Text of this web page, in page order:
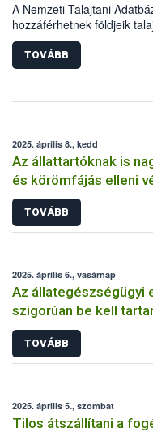
A Nemzeti Talajtani
hozzáférhetnek földjeik
azok állapotát. A
rendelkezzen a Magyar
Nébih rövid útmutatóval is
TOVÁBB
2025. április 8., kedd
Az állattartóknak is
és körömfájás elleni
TOVÁBB
2025. április 6., vasárnap
Az állategészségügyi
szigorúan be kell
TOVÁBB
2025. április 5., szombat
Tilos átszállítani a